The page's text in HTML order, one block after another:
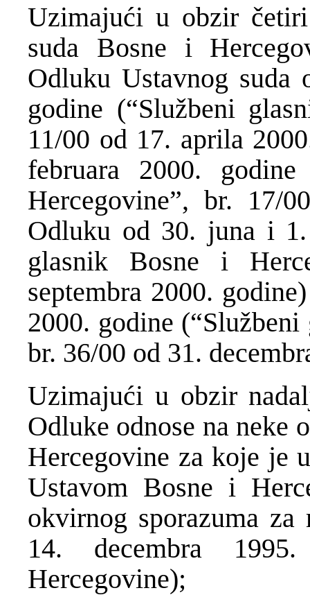
Uzimajući u obzir
suda Bosne i
Odluku Ustavnog suda
godine (“Službeni
11/00 od 17. aprila
februara 2000.
Hercegovine”, br. 17/
Odluku od 30. juna i
glasnik Bosne i
septembra 2000.
2000. godine
br. 36/00 od 31.
Uzimajući u obzir
Odluke odnose na neke
Hercegovine za koje je
Ustavom Bosne i
okvirnog sporazuma
14. decembra
Hercegovine);